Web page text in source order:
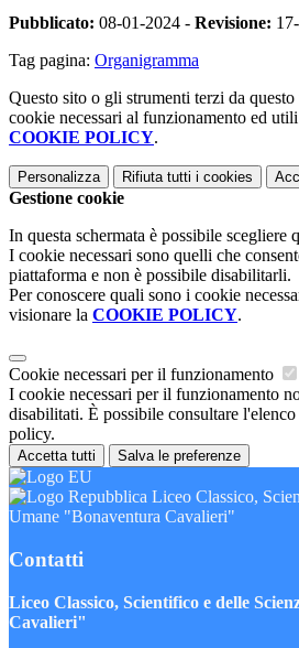
Pubblicato: 08-01-2024 - Revisione:
Tag pagina: Organigramma
Questo sito o gli strumenti terzi da
cookie necessari al funzionamento ed
COOKIE POLICY.
Personalizza Rifiuta tutti i cookies
Gestione cookie
In questa schermata è possibile scegliere
I cookie necessari sono quelli che
piattaforma e non è possibile disabilitarli.
Per conoscere quali sono i cookie
visionare la COOKIE POLICY.
Cookie necessari per il funzionamento
I cookie necessari per il funzionamento
disabilitati. È possibile consultare
policy.
Accetta tutti Salva le preferenze
Liceo Classico,
Umane "Bonaventura Cavalieri"
Contatti
Liceo Classico, Scientifico e delle
Cavalieri"